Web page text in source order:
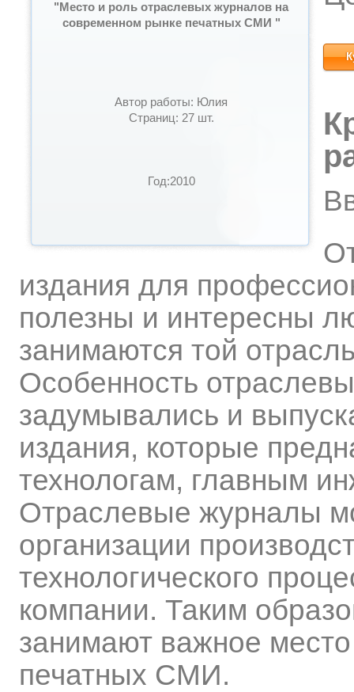
"Место и роль отраслевых журналов на
современном рынке печатных СМИ "
Автор работы: Юлия
Страниц: 27 шт.
Год:2010
издания для
полезны и интересны
занимаются той
Особенность
задумывались и
издания, которые
технологам, главным
Отраслевые журналы
организации
технологического
компании. Таким
занимают важное
печатных СМИ.